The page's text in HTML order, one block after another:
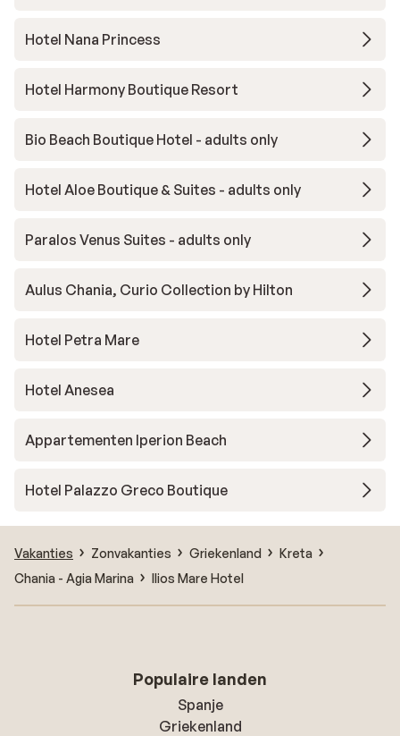
Hotel Nana Princess
Hotel Harmony Boutique Resort
Bio Beach Boutique Hotel - adults only
Hotel Aloe Boutique & Suites - adults only
Paralos Venus Suites - adults only
Aulus Chania, Curio Collection by Hilton
Hotel Petra Mare
Hotel Anesea
Appartementen Iperion Beach
Hotel Palazzo Greco Boutique
Vakanties Zonvakanties Griekenland
Kreta
Chania - Agia Marina
Ilios Mare Hotel
Populaire landen
Spanje
Griekenland